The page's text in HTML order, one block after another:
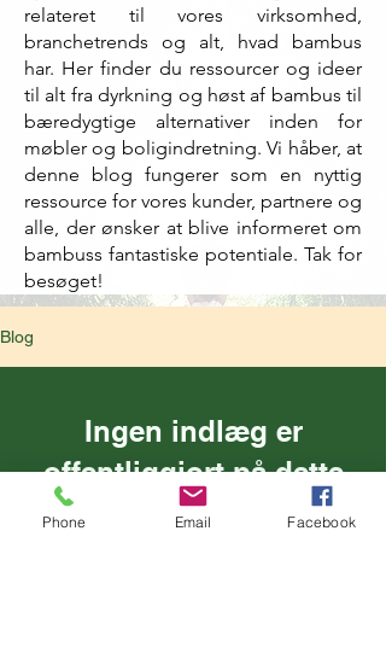
relateret til vores virksomhed,
branchetrends og alt, hvad bambus
har. Her finder du ressourcer og ideer
til alt fra dyrkning og høst af bambus til
bæredygtige alternativer inden for
møbler og boligindretning. Vi håber, at
denne blog fungerer som en nyttig
ressource for vores kunder, partnere og
alle, der ønsker at blive informeret om
bambuss fantastiske potentiale. Tak for
besøget!
Blog
Ingen indlæg er
offentliggjort på dette
sprog endnu
Phone Email Facebook